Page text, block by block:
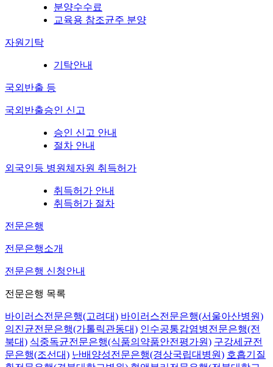
분양수수료
교육용 참조균주 분양
자원기탁
기탁안내
국외반출 등
국외반출승인 신고
승인 신고 안내
절차 안내
외국인등 병원체자원 취득허가
취득허가 안내
취득허가 절차
전문은행
전문은행소개
전문은행 신청안내
전문은행 목록
바이러스전문은행(고려대) 바이러스전문은행(서울아산병원)
의진균전문은행(가톨릭관동대) 인수공통감염병전문은행(전
북대) 식중독균전문은행(식품의약품안전평가원) 구강세균전
문은행(조선대) 난배양성전문은행(경상국립대병원) 호흡기질